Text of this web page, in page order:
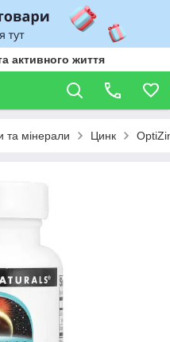
активного життя
та мінерали Цинк